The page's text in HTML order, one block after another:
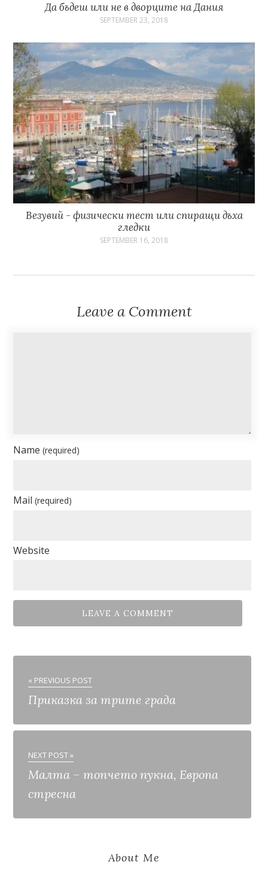
Да бъдеш или не в дворците на Дания
SEPTEMBER 23, 2018
Везувий - физически тест или спиращи дъха
гледки
SEPTEMBER 16, 2018
Leave a Comment
Name(required)
Mail(required)
Website
« PREVIOUS POST
Приказка за трите града
NEXT POST »
Малта – топчето пукна, Европа
стресна
About Me